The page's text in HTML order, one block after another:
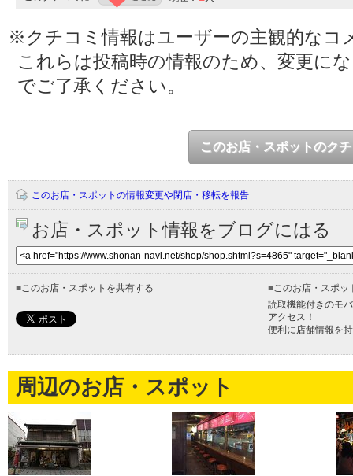
※クチコミ情報はユーザーの主観的なコ
これらは投稿時の情報のため、変更に
でご了承ください。
このお店・スポットのク
このお店・スポットの情報変更や閉店・移転を報告
お店・スポット情報をブログにはる
■このお店・スポットを共有する ■このお店・スポッ
読取機能付きのモ
アクセス！
便利に店舗情報を
周辺のお店・スポット